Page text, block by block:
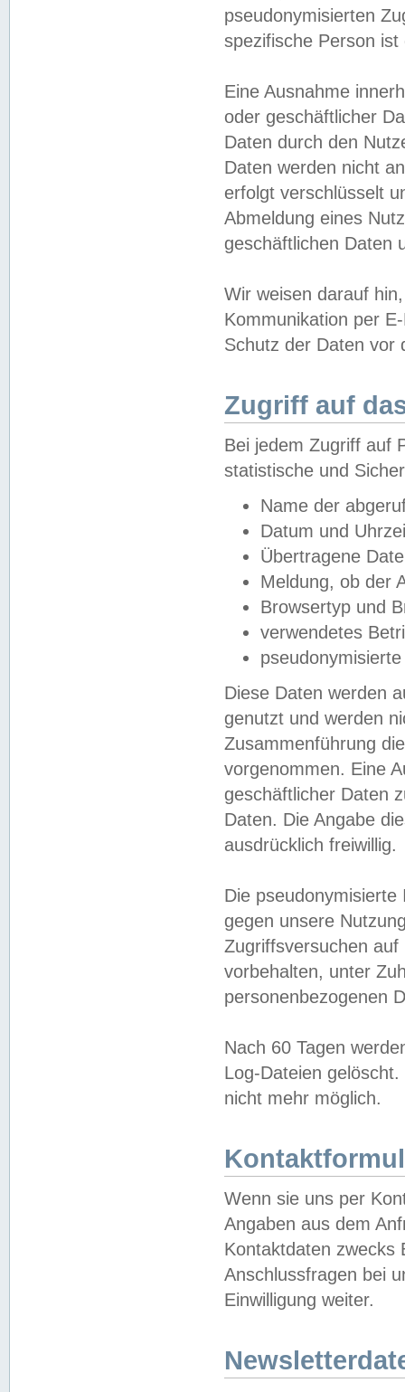
pseudonymisierten
spezifische Person
Eine Ausnahme
oder geschäftlicher
Daten durch den
Daten werden nicht
erfolgt verschlüsselt
Abmeldung eines
geschäftlichen Daten
Wir weisen darauf
Kommunikation per
Schutz der Daten vor
Zugriff auf
Bei jedem Zugriff auf
statistische und
Name der
Datum und
Übertragene
Meldung, ob der
Browsertyp und
verwendetes
Diese Daten werden
genutzt und werden
Zusammenführung
vorgenommen. Eine
geschäftlicher Daten
Daten. Die Angabe
ausdrücklich freiwillig.
Die
gegen unsere
Zugriffsversuchen
vorbehalten, unter
personenbezogenen
Nach 60 Tagen
Log-Dateien
nicht mehr möglich.
Wenn sie uns per
Angaben aus dem
Kontaktdaten zwecks
Anschlussfragen bei
Einwilligung weiter.